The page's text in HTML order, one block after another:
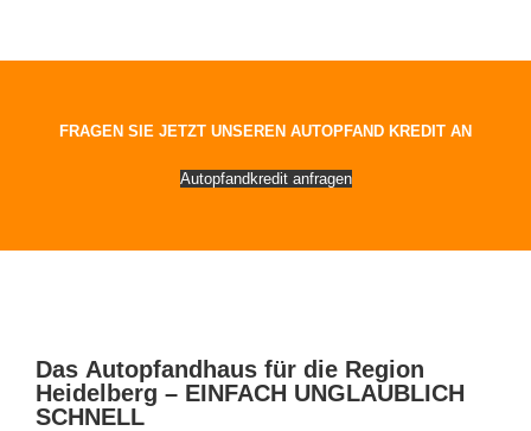
FRAGEN SIE JETZT UNSEREN AUTOPFAND KREDIT AN
Autopfandkredit anfragen
Das Autopfandhaus für die Region
Heidelberg – EINFACH UNGLAUBLICH
SCHNELL